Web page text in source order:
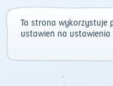
Ta strona wykorzystuje
ustawień na ustawienia